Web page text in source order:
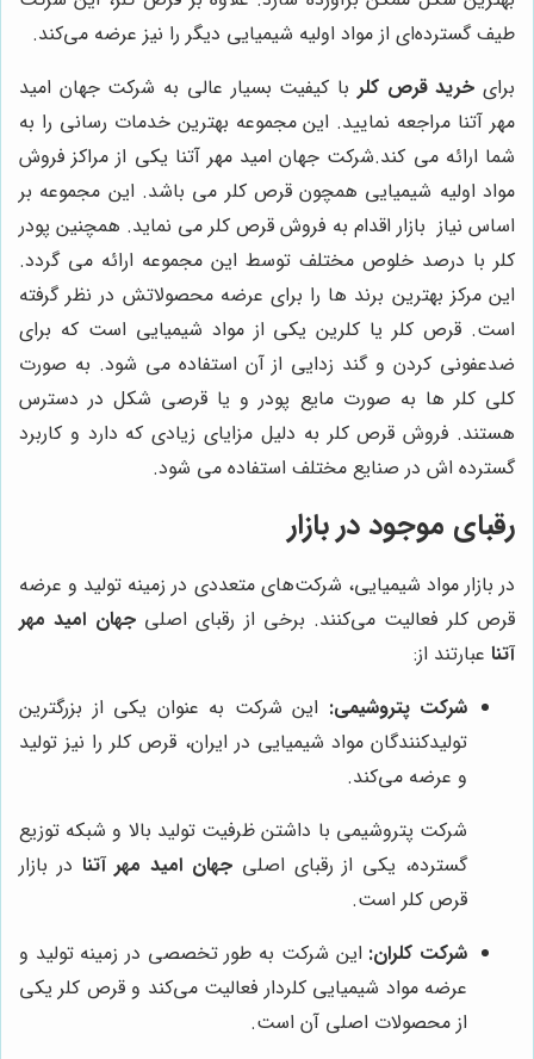
طیف گسترده‌ای از مواد اولیه شیمیایی دیگر را نیز عرضه می‌کند.
برای خرید قرص کلر با کیفیت بسیار عالی به شرکت جهان امید
مهر آتنا مراجعه نمایید. این مجموعه بهترین خدمات رسانی را به
شما ارائه می ‌کند.شرکت جهان امید مهر آتنا یکی از مراکز فروش
مواد اولیه شیمیایی همچون قرص کلر می‌ باشد. این مجموعه بر
اساس نیاز بازار اقدام به فروش قرص کلر می ‌نماید. همچنین پودر
کلر با درصد خلوص مختلف توسط این مجموعه ارائه می ‌گردد.
این مرکز بهترین برند ها را برای عرضه محصولاتش در نظر گرفته
است. قرص کلر یا کلرین یکی از مواد شیمیایی است که برای
ضدعفونی کردن و گند زدایی از آن استفاده می ‌شود. به صورت
کلی کلر ها به صورت مایع پودر و یا قرصی شکل در دسترس
هستند. فروش قرص کلر به دلیل مزایای زیادی که دارد و کاربرد
گسترده اش در صنایع مختلف استفاده می ‌شود.
رقبای موجود در بازار
در بازار مواد شیمیایی، شرکت‌های متعددی در زمینه تولید و عرضه
قرص کلر فعالیت می‌کنند. برخی از رقبای اصلیجهان امید مهر
آتنا عبارتند از:
شرکت پتروشیمی: این شرکت به عنوان یکی از بزرگترین
تولیدکنندگان مواد شیمیایی در ایران، قرص کلر را نیز تولید
و عرضه می‌کند.
شرکت پتروشیمی با داشتن ظرفیت تولید بالا و شبکه توزیع
گسترده، یکی از رقبای اصلی جهان امید مهر آتنا در بازار
قرص کلر است.
شرکت کلران: این شرکت به طور تخصصی در زمینه تولید و
عرضه مواد شیمیایی کلردار فعالیت می‌کند و قرص کلر یکی
از محصولات اصلی آن است.